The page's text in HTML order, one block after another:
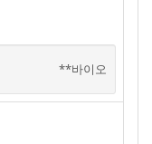
**바이오